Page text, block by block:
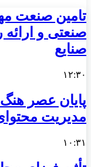
تامین صنعت
صنعتی و
صنایع
۱۲:۳۰
پایان عصر
مدیریت
۱۰:۳۱